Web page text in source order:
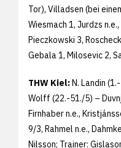
Tor), Villadsen (bei
Wiesmach 1, Jurdzs
Pieczkowski 3,
Gebala 1, Milosevic 2,
THW Kiel:N. Landin
Wolff (22.-51./5) –
Firnhaber n.e.,
9/3, Rahmel n.e.,
Nilsson; Trainer: